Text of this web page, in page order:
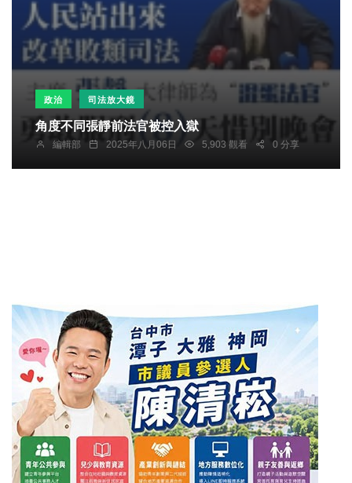
政治 司法放大鏡
角度不同張靜前法官被控入獄
編輯部 2025年八月06日 5,903 觀看 0 分享